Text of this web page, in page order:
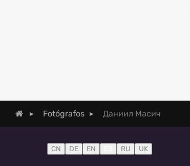
Fotógrafos Даниил Масич
CN DE EN RU UK